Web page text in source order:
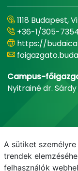
1118 Budapest,
+36-1/305-
https://
Campus-
Nyitrainé dr.
A sütiket
trendek
felhasználók